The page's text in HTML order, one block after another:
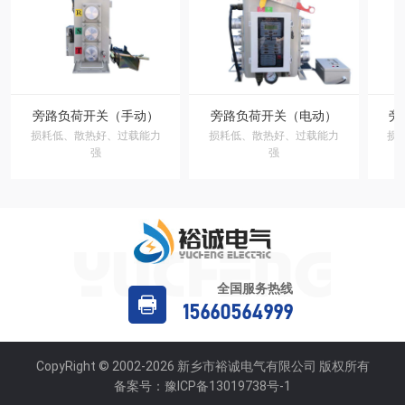
旁路负荷开关（手动）
损耗低、散热好、过载能力
强
旁路负荷开关（电动）
损耗低、散热好、过载能力
强
旁
损
全国服务热线
15660564999
CopyRight © 2002-2026 新乡市裕诚电气有限公司 版权所有
备案号： 豫ICP备13019738号-1